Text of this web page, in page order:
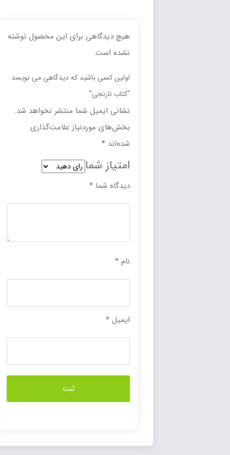
هیچ دیدگاهی برای این محصول نوشته
نشده است.
اولین کسی باشید که دیدگاهی می نویسد
“کتاب نارنجی”
نشانی ایمیل شما منتشر نخواهد شد.
بخش‌های موردنیاز علامت‌گذاری
*
امتیاز شما
دیدگاه شما*